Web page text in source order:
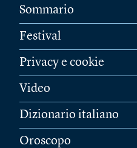
Sommario
Festival
Privacy e cookie
Video
Dizionario italiano
Oroscopo